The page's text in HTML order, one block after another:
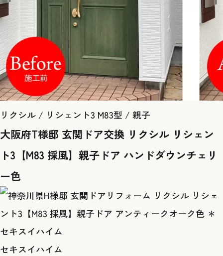
リクシル / リシェント3 M83型 / 親子
大阪府T様邸 玄関ドア交換 リクシル リシェン
ト3【M83 採風】親子ドア ハンドダウンチェリ
ー色
セキスイハイム